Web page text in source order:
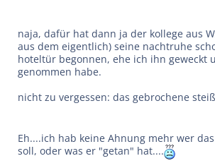
naja, dafür hat dann ja der kollege aus
aus dem eigentlich) seine nachtruhe
hoteltür begonnen, ehe ich ihn geweckt
genommen habe.
nicht zu vergessen: das gebrochene
Eh....ich hab keine Ahnung mehr wer
soll, oder was er "getan" hat....